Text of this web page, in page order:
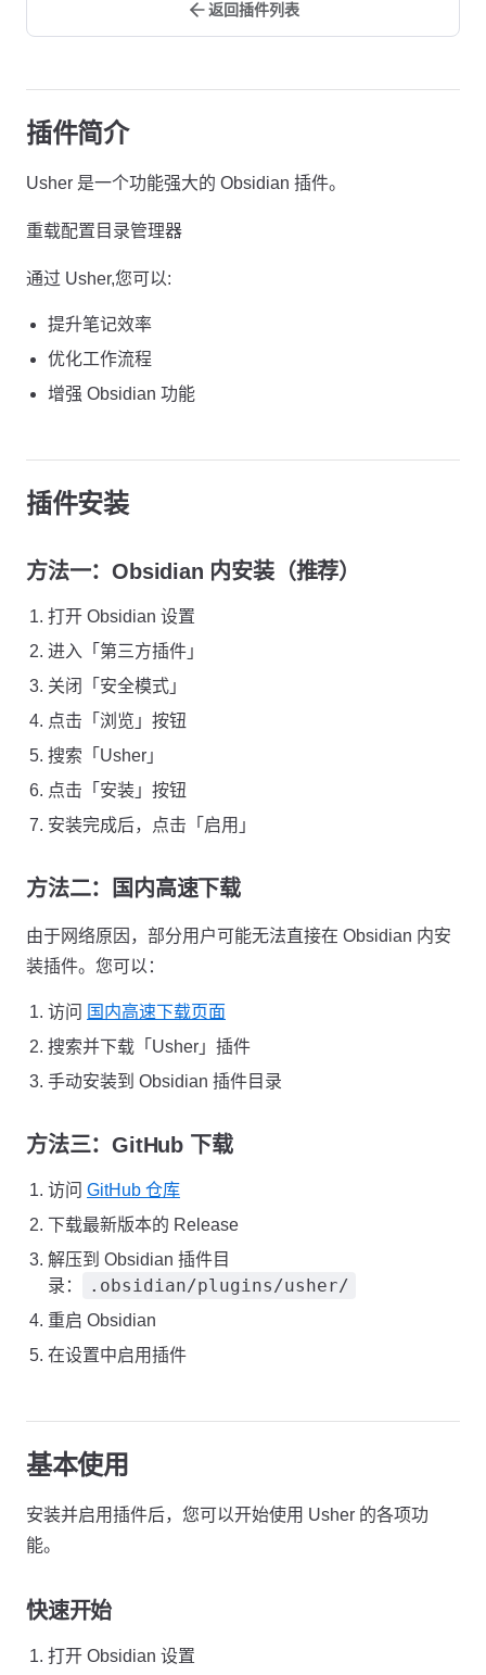
返回插件列表
插件简介
Usher 是一个功能强大的 Obsidian 插件。
重载配置目录管理器
通过 Usher,您可以:
提升笔记效率
优化工作流程
增强 Obsidian 功能
插件安装
方法一：Obsidian 内安装（推荐）
打开 Obsidian 设置
进入「第三方插件」
关闭「安全模式」
点击「浏览」按钮
搜索「Usher」
点击「安装」按钮
安装完成后，点击「启用」
方法二：国内高速下载
由于网络原因，部分用户可能无法直接在 Obsidian 内安
装插件。您可以：
访问 国内高速下载页面
搜索并下载「Usher」插件
手动安装到 Obsidian 插件目录
方法三：GitHub 下载
访问 GitHub 仓库
下载最新版本的 Release
解压到 Obsidian 插件目
录：
.obsidian/plugins/usher/
重启 Obsidian
在设置中启用插件
基本使用
安装并启用插件后，您可以开始使用 Usher 的各项功
能。
快速开始
打开 Obsidian 设置